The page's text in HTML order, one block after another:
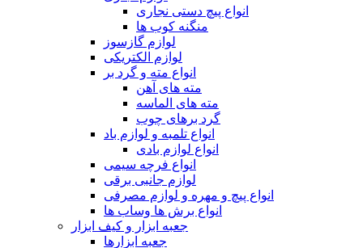
انواع پیچ دستی نجاری
منگنه کوب ها
لوازم گازسوز
لوازم الکتریکی
انواع مته و گرد بر
مته های آهن
مته های الماسه
گرد برهای چوب
انواع تلمبه و لوازم باد
انواع لوازم بادی
انواع فرچه سیمی
لوازم جانبی برقی
انواع پیچ و مهره و لوازم مصرفی
انواع برش ها وساب ها
جعبه ابزار و کیف ابزار
جعبه ابزارها